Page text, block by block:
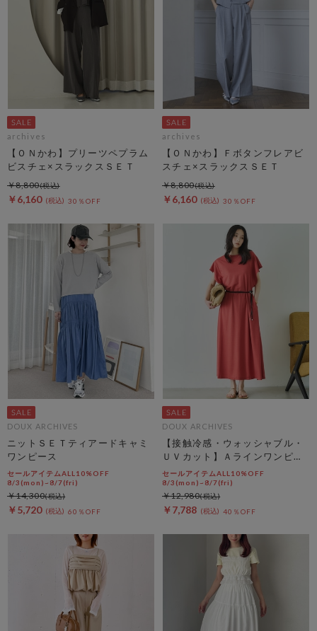
archives
【ＯＮかわ】プリーツペプラム
ビスチェ×スラックスＳＥＴ
￥6,160 30％OFF
￥8,800
archives
【ＯＮかわ】Ｆボタンフレアビ
スチェ×スラックスＳＥＴ
￥6,160 30％OFF
￥8,800
DOUX ARCHIVES
ニットＳＥＴティアードキャミ
ワンピース
セールアイテムALL10%OFF
8/3(mon)~8/7(fri)
￥5,720 60％OFF
￥14,300
DOUX ARCHIVES
【接触冷感・ウォッシャブル・
ＵＶカット】Ａラインワンピー
ス
セールアイテムALL10%OFF
8/3(mon)~8/7(fri)
￥7,788 40％OFF
￥12,980